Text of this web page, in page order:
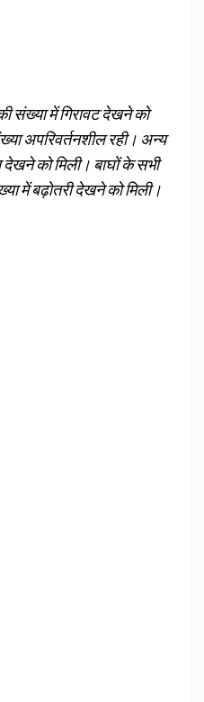
संख्‍या में गिरावट देखने को
अपरिवर्तनशील रही। अन्‍य
देखने को मिली। बाघों के सभी
में बढ़ोतरी देखने को मिली।